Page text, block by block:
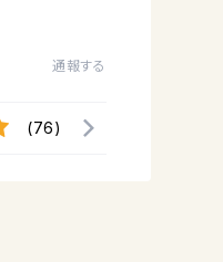
通報する
(76)